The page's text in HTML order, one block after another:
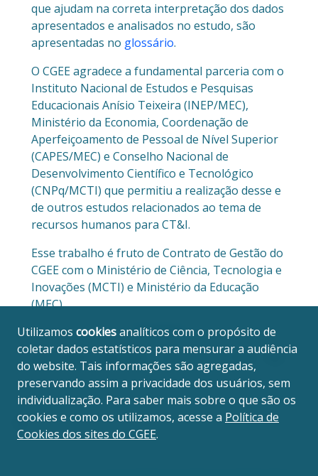
que ajudam na correta interpretação dos dados
apresentados e analisados no estudo, são
apresentadas no glossário.
O CGEE agradece a fundamental parceria com o
Instituto Nacional de Estudos e Pesquisas
Educacionais Anísio Teixeira (INEP/MEC),
Ministério da Economia, Coordenação de
Aperfeiçoamento de Pessoal de Nível Superior
(CAPES/MEC) e Conselho Nacional de
Desenvolvimento Científico e Tecnológico
(CNPq/MCTI) que permitiu a realização desse e
de outros estudos relacionados ao tema de
recursos humanos para CT&I.
Esse trabalho é fruto de Contrato de Gestão do
CGEE com o Ministério de Ciência, Tecnologia e
Inovações (MCTI) e Ministério da Educação
(MEC).
Parceiros
Utilizamos cookiesanalíticos com o propósito de
coletar dados estatísticos para mensurar a audiência
do website. Tais informações são agregadas,
preservando assim a privacidade dos usuários, sem
individualização. Para saber mais sobre o que são os
cookies e como os utilizamos, acesse a Política de
Cookies dos sites do CGEE.